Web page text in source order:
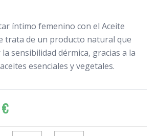
íntimo femenino con el Aceite
trata de un producto natural que
sensibilidad dérmica, gracias a la
esenciales y vegetales.